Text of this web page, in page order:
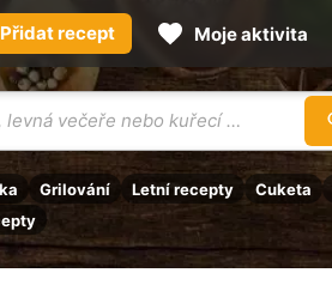
Grilování Letní recepty Cuketa
Přidat recept Moje aktivita